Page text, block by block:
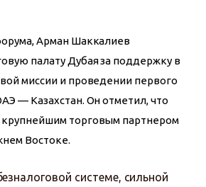
Арман Шаккалиев
палату Дубая за поддержку в
миссии и проведении первого
— Казахстан. Он отметил, что
торговым партнером
Востоке.
системе, сильной